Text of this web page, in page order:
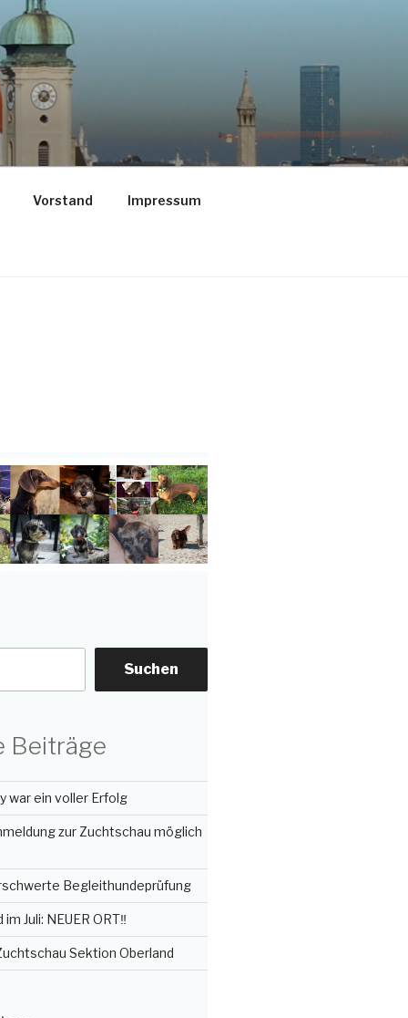
Vorstand Impressum
Suchen
Beiträge
war ein voller Erfolg
zur Zuchtschau möglich
Begleithundeprüfung
Juli: NEUER ORT‼️
Sektion Oberland